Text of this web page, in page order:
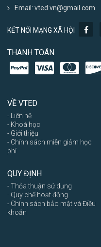
Email: vted.vn@gmail.com
KẾT NỐI MẠNG XÃ HỘI
THANH TOÁN
VỀ VTED
- Liên hệ
- Khoá học
- Giới thiệu
- Chính sách miễn giảm học
phí
QUY ĐỊNH
- Thỏa thuận sử dụng
- Quy chế hoạt động
- Chính sách bảo mật và Điều
khoản